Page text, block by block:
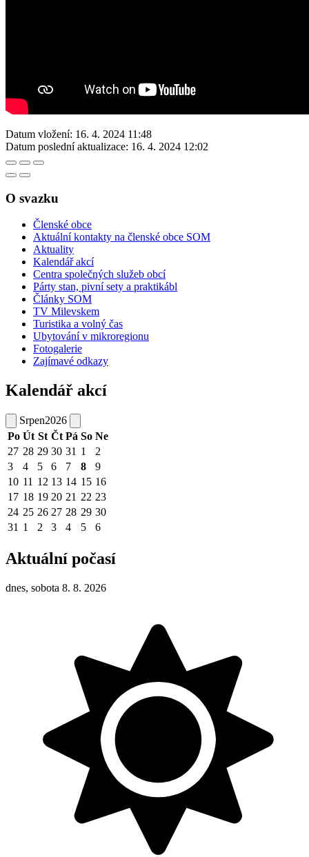
Datum vložení: 16. 4. 2024 11:48
Datum poslední aktualizace: 16. 4. 2024 12:02
O svazku
Členské obce
Aktuální kontakty na členské obce SOM
Aktuality
Kalendář akcí
Centra společných služeb obcí
Párty stan, pivní sety a praktikábl
Články SOM
TV Milevskem
Turistika a volný čas
Ubytování v mikroregionu
Fotogalerie
Zajímavé odkazy
Kalendář akcí
Srpen2026
Po Út St Čt Pá So Ne
27 28 29 30 31 1
2
3
4 5 6 7 8
9
10 11 12 13 14 15 16
17 18 19 20 21 22 23
24 25 26 27 28 29 30
31 1 2 3 4 5 6
Aktuální počasí
dnes, sobota 8. 8. 2026